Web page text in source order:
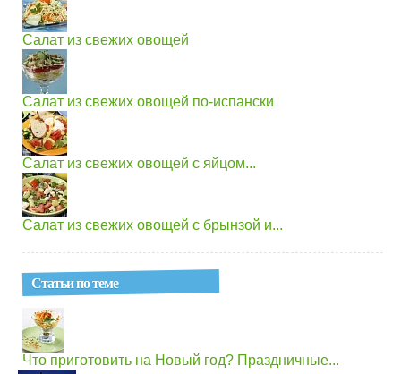
Салат из свежих овощей
Салат из свежих овощей по-испански
Салат из свежих овощей с яйцом...
Салат из свежих овощей с брынзой и...
Статьи по теме
Что приготовить на Новый год? Праздничные...